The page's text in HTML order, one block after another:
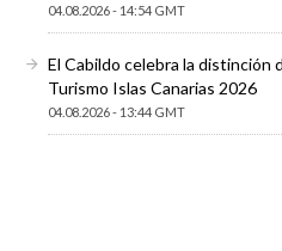
04.08.2026 - 14:54 GMT
El Cabildo celebra la distinción
Turismo Islas Canarias 2026
04.08.2026 - 13:44 GMT